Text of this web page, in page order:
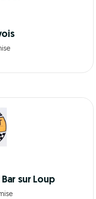
sur Loup